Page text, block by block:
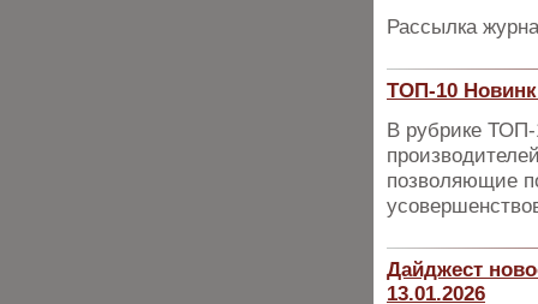
Рассылка
ТОП-10
В рубрике
позволяющие
Дайджест
13.01.2026